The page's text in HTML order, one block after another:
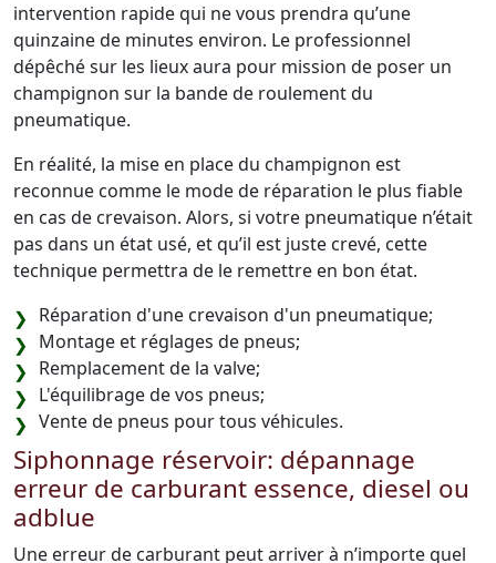
intervention rapide qui ne vous prendra qu’une
quinzaine de minutes environ. Le professionnel
dépêché sur les lieux aura pour mission de poser un
champignon sur la bande de roulement du
pneumatique.
En réalité, la mise en place du champignon est
reconnue comme le mode de réparation le plus fiable
en cas de crevaison. Alors, si votre pneumatique n’était
pas dans un état usé, et qu’il est juste crevé, cette
technique permettra de le remettre en bon état.
Réparation d'une crevaison d'un pneumatique;
Montage et réglages de pneus;
Remplacement de la valve;
L'équilibrage de vos pneus;
Vente de pneus pour tous véhicules.
Siphonnage réservoir: dépannage
erreur de carburant essence, diesel ou
adblue
Une erreur de carburant peut arriver à n’importe quel